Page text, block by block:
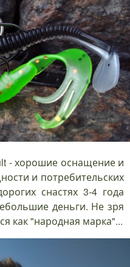
- хорошие оснащение и
и потребительских
снастях 3-4 года
деньги. Не зря
как "народная марка"...